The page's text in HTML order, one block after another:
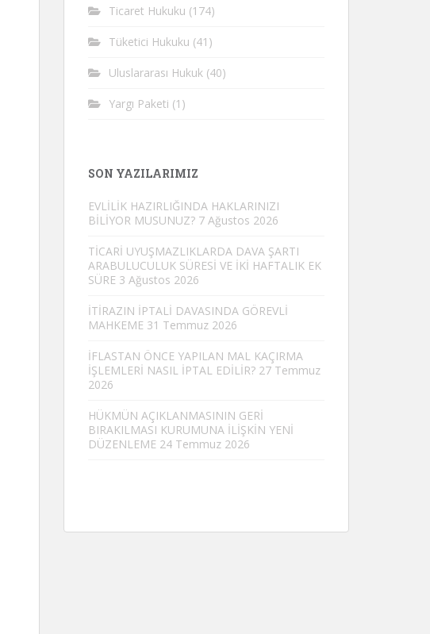
Ticaret Hukuku (174)
Tüketici Hukuku (41)
Uluslararası Hukuk (40)
Yargı Paketi (1)
SON YAZILARIMIZ
EVLİLİK HAZIRLIĞINDA HAKLARINIZI
BİLİYOR MUSUNUZ? 7 Ağustos 2026
TİCARİ UYUŞMAZLIKLARDA DAVA ŞARTI
ARABULUCULUK SÜRESİ VE İKİ HAFTALIK EK
SÜRE 3 Ağustos 2026
İTİRAZIN İPTALİ DAVASINDA GÖREVLİ
MAHKEME 31 Temmuz 2026
İFLASTAN ÖNCE YAPILAN MAL KAÇIRMA
İŞLEMLERİ NASIL İPTAL EDİLİR? 27 Temmuz
2026
HÜKMÜN AÇIKLANMASININ GERİ
BIRAKILMASI KURUMUNA İLİŞKİN YENİ
DÜZENLEME 24 Temmuz 2026